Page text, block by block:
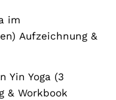
im
Aufzeichnung &
Yin Yoga (3
& Workbook